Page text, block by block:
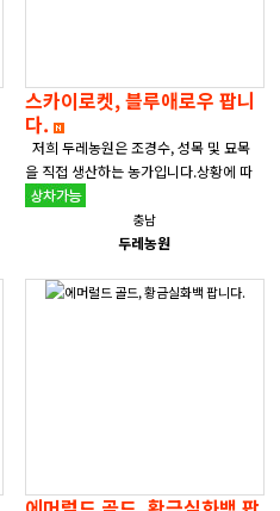
스카이로켓, 블루애로우 팝니
다.
저희 두레농원은 조경수, 성목 및 묘목
을 직접 생산하는 농가입니다.상황에 따
라 가격절충이 가능합니다. 스카이로켓1.
충남
두레농원